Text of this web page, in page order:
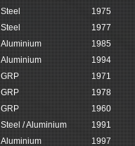
Steel
1975
Steel 1977
Aluminium 1985
Aluminium 1994
GRP
1971
GRP 1978
GRP 1960
Steel / Aluminium 1991
Aluminium
1997